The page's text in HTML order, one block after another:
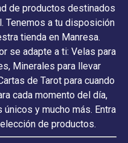
de productos destinados
Tenemos a tu disposición
tienda en Manresa.
se adapte a ti: Velas para
Minerales para llevar
de Tarot para cuando
cada momento del día,
y mucho más. Entra
de productos.